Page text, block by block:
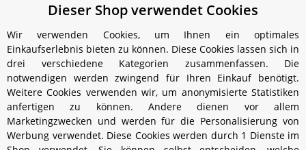
Petromax 'Feuertopf'
Deckelheber
12,00 € *
Petromax Kochbuch -
Draußen kochen
19,99 €*
Dieser Shop verwendet Cookies
Wir verwenden Cookies, um Ihnen ein optimales
Einkaufserlebnis bieten zu können. Diese Cookies lassen sich in
drei verschiedene Kategorien zusammenfassen. Die
notwendigen werden zwingend für Ihren Einkauf benötigt.
Weitere Cookies verwenden wir, um anonymisierte Statistiken
anfertigen zu können. Andere dienen vor allem
Marketingzwecken und werden für die Personalisierung von
Werbung verwendet. Diese Cookies werden durch 1 Dienste im